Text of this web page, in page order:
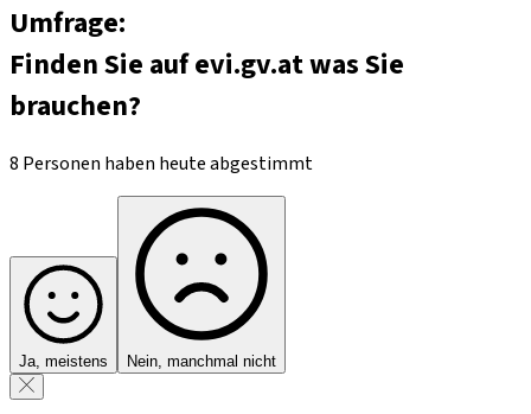
Umfrage:
Finden Sie auf evi.gv.at was Sie
brauchen?
8 Personen haben heute abgestimmt
Ja, meistens Nein, manchmal nicht